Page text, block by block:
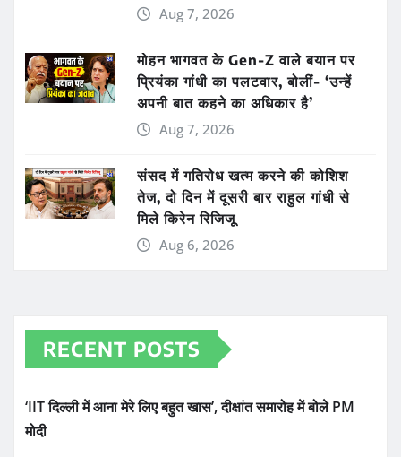
Aug 7, 2026
मोहन भागवत के Gen-Z वाले बयान पर
प्रियंका गांधी का पलटवार, बोलीं- ‘उन्हें
अपनी बात कहने का अधिकार है’
Aug 7, 2026
संसद में गतिरोध खत्म करने की कोशिश
तेज, दो दिन में दूसरी बार राहुल गांधी से
मिले किरेन रिजिजू
Aug 6, 2026
RECENT POSTS
‘IIT दिल्ली में आना मेरे लिए बहुत खास’, दीक्षांत समारोह में बोले PM
मोदी